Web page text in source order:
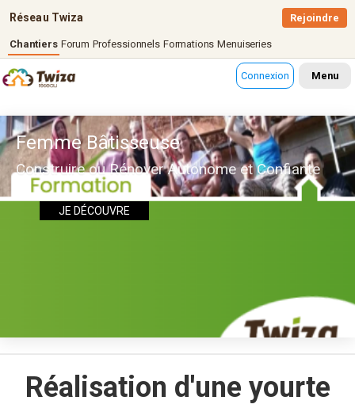
Réseau Twiza
Chantiers Forum Professionnels Formations Menuiseries
Rejoindre
Connexion Menu
Femme Bâtisseuse
Construire ou Rénover Autonome et Confiante
JE DÉCOUVRE
Réalisation d'une yourte